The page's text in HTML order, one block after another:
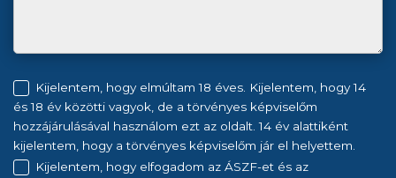
Kijelentem, hogy elmúltam 18 éves. Kijelentem, hogy 14
és 18 év közötti vagyok, de a törvényes képviselőm
hozzájárulásával használom ezt az oldalt. 14 év alattiként
kijelentem, hogy a törvényes képviselőm jár el helyettem.
Kijelentem, hogy elfogadom az ÁSZF-et és az